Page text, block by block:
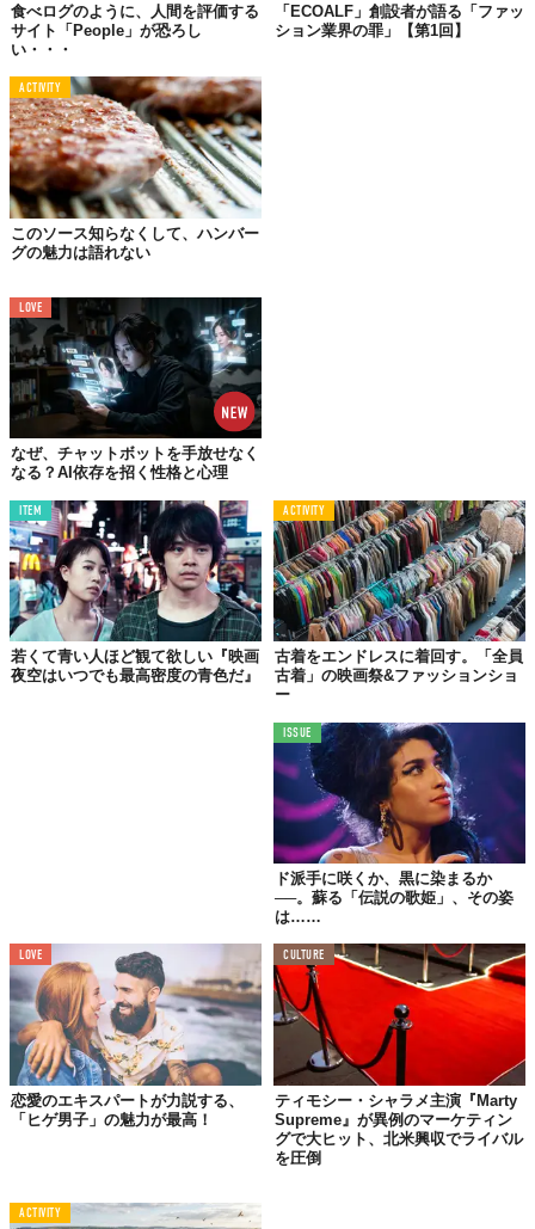
クター」という意味もあるそうです。
また、大抵の名作に登場する「悪」は、誰しもが少しは自覚する
であろう“人間的な闇”であることが多いわけで、人間である我々
にとって馴染みやすいとも言えます。
ちなみに、某テレビ番組で紹介された「好きなディズニーヴィラ
ンズ」ランキングは、以下の通り。
1位 マレフィセント from『眠れる森の美女』
3位 ガストン from『美女と野獣』
4位 フック船長 from『ピーターパン』
5位 ハートの女王 from『不思議の国のアリス』
納得の結果です。ガストンが人気なのは少し意外でしたが、フッ
ク船長を除くメンツは実写版も存在しますね。
ラ。『101匹わんちゃん』に登場する、あのド派手で冷酷な女性
です。
cruella_de_vil1961/Instagram
理由は超シンプル、「おしゃれでかっこいいから」です！w
とはいうものの、私が好きなのはどちらかと言うと2021年の実写
版『Cruella』のほう。作品はもちろん、エマ・ストーン演じるク
ルエラ（エステラ）は本当にスタイリッシュで、演出も相まって
一流ファッションショーをみているようでした。
は、物語としても楽しめますし、ファッション好きな私にとっ
食べログのように、人間を評価する
サイト「People」が恐ろし
い・・・
「ECOALF」創設者が語る「ファッ
ション業界の罪」【第1回】
ACTIVITY
このソース知らなくして、ハンバー
グの魅力は語れない
LOVE
なぜ、チャットボットを手放せなく
なる？AI依存を招く性格と心理
ITEM
若くて青い人ほど観て欲しい『映画
夜空はいつでも最高密度の青色だ』
ACTIVITY
古着をエンドレスに着回す。「全員
古着」の映画祭&ファッションショ
ー
ISSUE
ド派手に咲くか、黒に染まるか
──。蘇る「伝説の歌姫」、その姿
は……
LOVE
恋愛のエキスパートが力説する、
「ヒゲ男子」の魅力が最高！
CULTURE
ティモシー・シャラメ主演『Marty
Supreme』が異例のマーケティン
グで大ヒット、北米興収でライバル
を圧倒
ACTIVITY